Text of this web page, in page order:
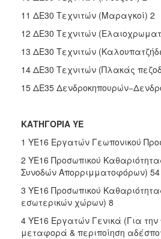
11 ΔΕ30 Τεχνιτών (Μαραγκοί) 2
12 ΔΕ30 Τεχνιτών
13 ΔΕ30 Τεχνιτών
14 ΔΕ30 Τεχνιτών (Πλακάς
15 ΔΕ35
ΚΑΤΗΓΟΡΙΑ ΥΕ
1 ΥΕ16 Εργατών Γεωπονικού
2 ΥΕ16 Προσωπικού
Συνοδών Απορριμματοφόρων) 54
3 ΥΕ16 Προσωπικού
εσωτερικών χώρων) 8
4 ΥΕ16 Εργατών Γενικά (Για
μεταφορά & περιποίηση